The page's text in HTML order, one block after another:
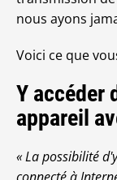
nous ayons
Voici ce que
Y accéder
appareil
« La possibilité
connecté à